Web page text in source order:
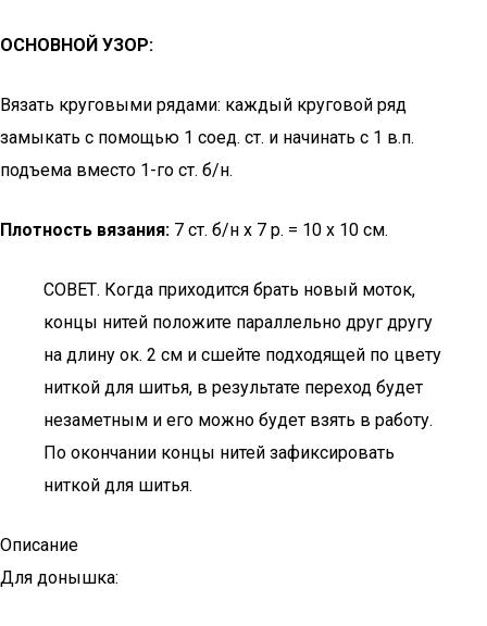
ОСНОВНОЙ УЗОР:
Вязать круговыми рядами: каждый круговой ряд
замыкать с помощью 1 соед. ст. и начинать с 1 в.п.
подъема вместо 1-го ст. б/н.
Плотность вязания: 7 ст. б/н х 7 р. = 10 х 10 см.
СОВЕТ. Когда приходится брать новый моток,
концы нитей положите параллельно друг другу
на длину ок. 2 см и сшейте подходящей по цвету
ниткой для шитья, в результате переход будет
незаметным и его можно будет взять в работу.
По окончании концы нитей зафиксировать
ниткой для шитья.
Описание
Для донышка: